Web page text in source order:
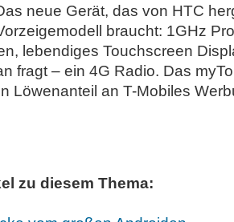
neue Gerät, das von HTC
braucht: 1GHz
lebendiges Touchscreen
fragt – ein 4G Radio. Das
Löwenanteil an T-Mobiles
zu diesem Thema: